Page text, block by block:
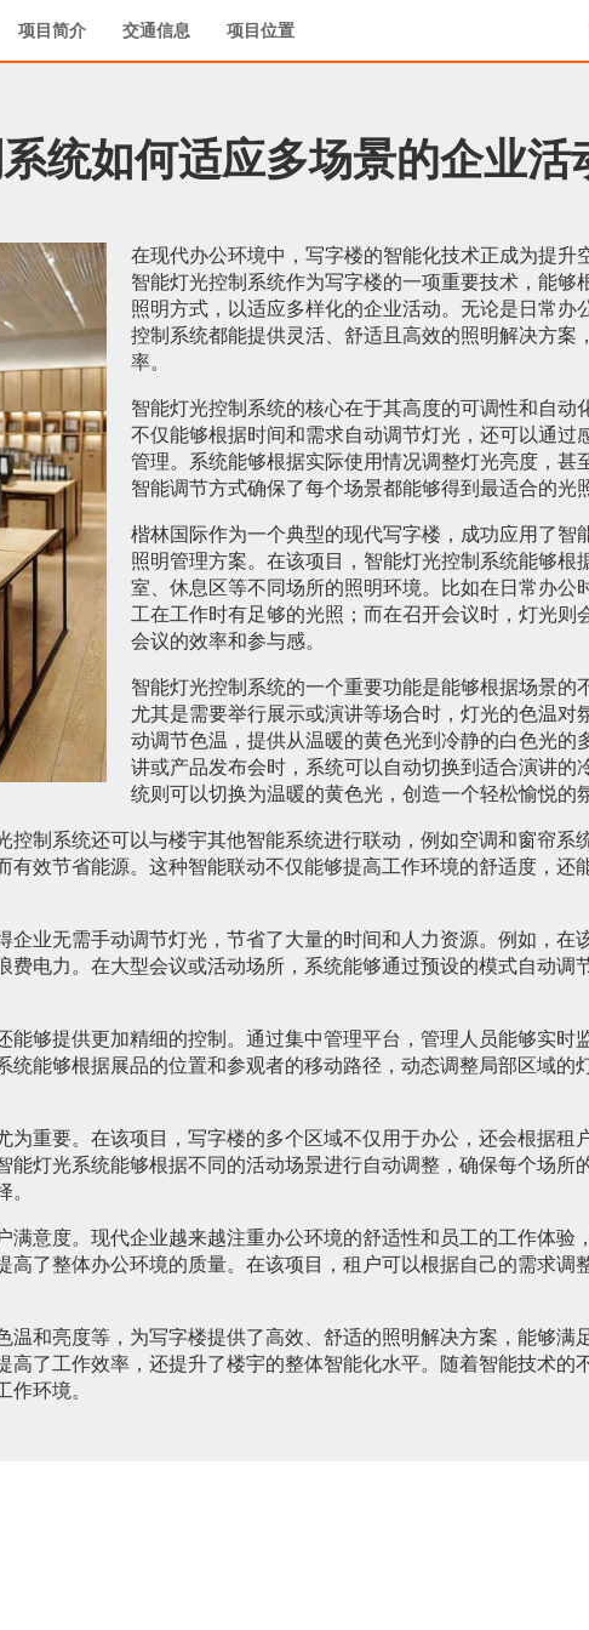
项目简介 交通信息 项目位置
统如何适应多场景的企业活
在现代办公环境中，写字楼的智能化技术正成为提升
智能灯光控制系统作为写字楼的一项重要技术，能够
照明方式，以适应多样化的企业活动。无论是日常
控制系统都能提供灵活、舒适且高效的照明解决方案
率。
智能灯光控制系统的核心在于其高度的可调性和自
不仅能够根据时间和需求自动调节灯光，还可以通过
管理。系统能够根据实际使用情况调整灯光亮度，甚
智能调节方式确保了每个场景都能够得到最适合的光
楷林国际作为一个典型的现代写字楼，成功应用了智
照明管理方案。在该项目，智能灯光控制系统能够根
室、休息区等不同场所的照明环境。比如在日常办公
工在工作时有足够的光照；而在召开会议时，灯光
会议的效率和参与感。
智能灯光控制系统的一个重要功能是能够根据场景的
尤其是需要举行展示或演讲等场合时，灯光的色温对
动调节色温，提供从温暖的黄色光到冷静的白色光的
讲或产品发布会时，系统可以自动切换到适合演讲的
统则可以切换为温暖的黄色光，创造一个轻松愉悦的
控制系统还可以与楼宇其他智能系统进行联动，例如空调和窗帘系
效节省能源。这种智能联动不仅能够提高工作环境的舒适度，还
业无需手动调节灯光，节省了大量的时间和人力资源。例如，在
电力。在大型会议或活动场所，系统能够通过预设的模式自动调
能够提供更加精细的控制。通过集中管理平台，管理人员能够实时
统能够根据展品的位置和参观者的移动路径，动态调整局部区域的
为重要。在该项目，写字楼的多个区域不仅用于办公，还会根据租
能灯光系统能够根据不同的活动场景进行自动调整，确保每个场所
。
意度。现代企业越来越注重办公环境的舒适性和员工的工作体验
了整体办公环境的质量。在该项目，租户可以根据自己的需求调
温和亮度等，为写字楼提供了高效、舒适的照明解决方案，能够满
了工作效率，还提升了楼宇的整体智能化水平。随着智能技术的
环境。